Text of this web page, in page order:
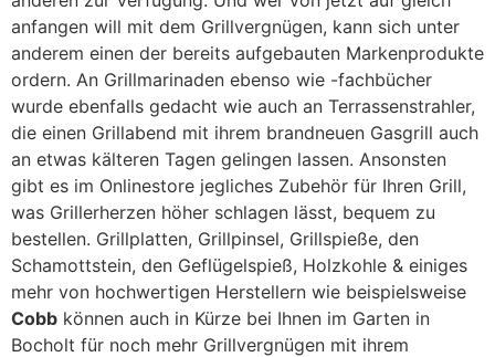
anfangen will mit dem Grillvergnügen, kann sich unter
anderem einen der bereits aufgebauten Markenprodukte
ordern. An Grillmarinaden ebenso wie -fachbücher
wurde ebenfalls gedacht wie auch an Terrassenstrahler,
die einen Grillabend mit ihrem brandneuen Gasgrill auch
an etwas kälteren Tagen gelingen lassen. Ansonsten
gibt es im Onlinestore jegliches Zubehör für Ihren Grill,
was Grillerherzen höher schlagen lässt, bequem zu
bestellen. Grillplatten, Grillpinsel, Grillspieße, den
Schamottstein, den Geflügelspieß, Holzkohle & einiges
mehr von hochwertigen Herstellern wie beispielsweise
Cobb können auch in Kürze bei Ihnen im Garten in
Bocholt für noch mehr Grillvergnügen mit ihrem